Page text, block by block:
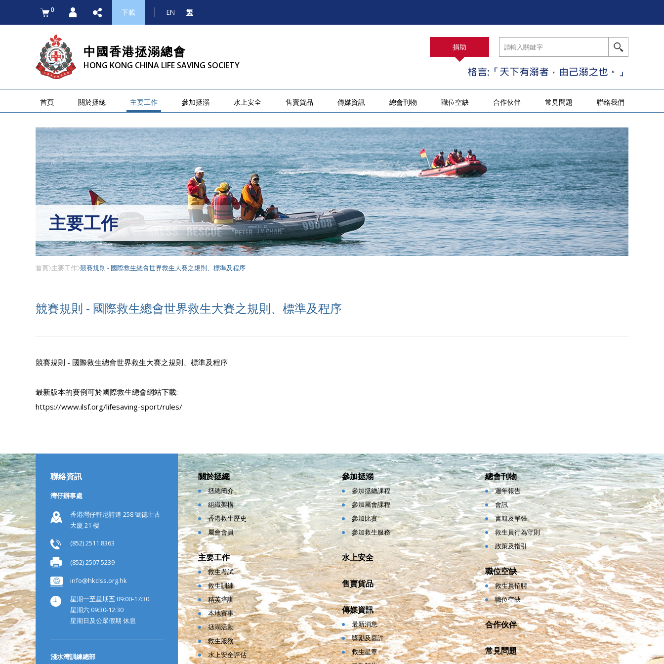
0 下載 EN 繁
中國香港拯溺總會
HONG KONG CHINA LIFE SAVING SOCIETY
捐助
首頁 關於拯總 主要工作 參加拯溺 水上安全 售賣貨品 傳媒資訊 總會刊物 職位空缺 合作伙伴 常見問題 聯絡我們
主要工作
首頁 主要工作 競賽規則 - 國際救生總會世界救生大賽之規則、標準及程序
競賽規則 - 國際救生總會世界救生大賽之規則、標準及程序
競賽規則 - 國際救生總會世界救生大賽之規則、標準及程序
最新版本的賽例可於國際救生總會網站下載:
https://www.ilsf.org/lifesaving-sport/rules/
聯絡資訊
灣仔辦事處
香港灣仔軒尼詩道 258 號德士古
大廈 21 樓
(852) 2511 8363
(852) 2507 5239
info@hkclss.org.hk
星期一至星期五 09:00-17:30
星期六 09:30-12:30
星期日及公眾假期 休息
淺水灣訓練總部
關於拯總
拯總簡介
組織架構
香港救生歷史
屬會會員
主要工作
救生考試
救生訓練
精英培訓
本地賽事
拯溺活動
救生服務
水上安全評估
參加拯溺
參加拯總課程
參加屬會課程
參加比賽
參加救生服務
水上安全
售賣貨品
傳媒資訊
最新消息
獎勵及嘉許
救生星章
總會刊物
週年報告
會訊
書籍及單張
救生員行為守則
政策及指引
職位空缺
救生員招聘
職位空缺
合作伙伴
常見問題